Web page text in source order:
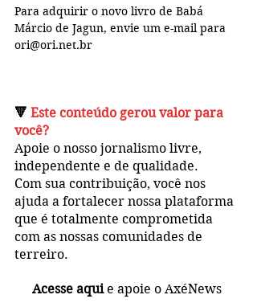
Para adquirir o novo livro de Babá
Márcio de Jagun, envie um e-mail para
ori@ori.net.br
🔻 Este conteúdo gerou valor para
você?
Apoie o nosso jornalismo livre,
independente e de qualidade.
Com sua contribuição, você nos
ajuda a fortalecer nossa plataforma
que é totalmente comprometida
com as nossas comunidades de
terreiro.
Acesse aqui e apoie o AxéNews